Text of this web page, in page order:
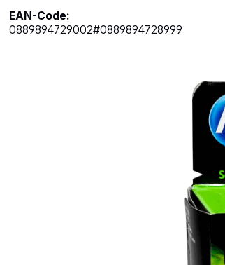
EAN-Code:
0889894729002#0889894728999